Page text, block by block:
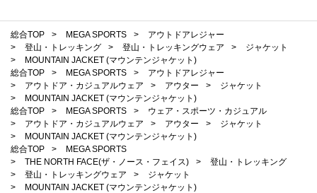
総合TOP > MEGA SPORTS >
アウトドアレジャー
>
登山・トレッキング > 登山・トレッキングウェア >
ジャケット
>
MOUNTAIN JACKET (マウンテンジャケット)
総合TOP
> MEGA SPORTS >
アウトドアレジャー
>
アウトドア・カジュアルウェア > アウター >
ジャケット
>
MOUNTAIN JACKET (マウンテンジャケット)
総合TOP
> MEGA SPORTS >
ウェア・スポーツ・カジュアル
>
アウトドア・カジュアルウェア > アウター >
ジャケット
>
MOUNTAIN JACKET (マウンテンジャケット)
総合TOP
>
MEGA SPORTS
>
THE NORTH FACE(ザ・ノース・フェイス) >
登山・トレッキング
>
登山・トレッキングウェア >
ジャケット
>
MOUNTAIN JACKET (マウンテンジャケット)